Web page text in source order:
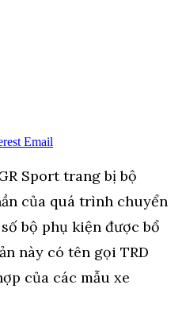
Email
Sport trang bị bộ
của quá trình chuyển
bộ phụ kiện được bổ
này có tên gọi TRD
của các mẫu xe